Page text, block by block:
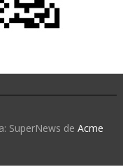
SuperNews de Acme